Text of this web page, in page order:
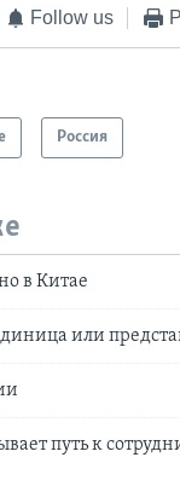
Follow us
Россия
в Китае
или
путь к